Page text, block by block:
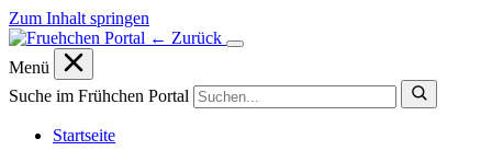
Zum Inhalt springen
← Zurück
Menü
Suche im Frühchen Portal
Startseite